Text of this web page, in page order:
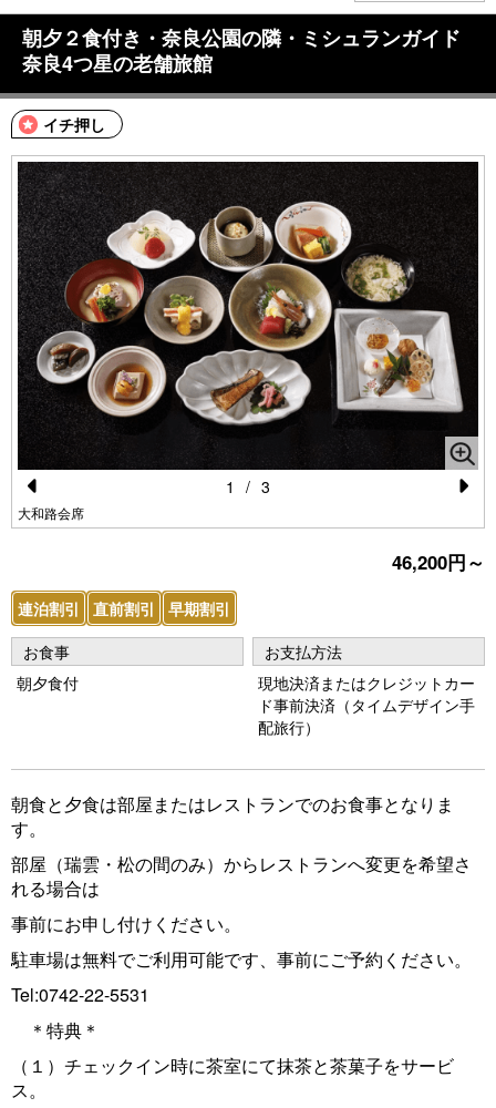
朝夕２食付き・奈良公園の隣・ミシュランガイド
奈良4つ星の老舗旅館
イチ押し
Pr
o
u
s
大和路会席
e
xt
1 / 3
46,200円～
連泊割引 直前割引
早期割引
お食事
朝夕食付
お支払方法
現地決済またはクレジットカー
ド事前決済（タイムデザイン手
配旅行）
朝食と夕食は部屋またはレストランでのお食事となりま
す。
部屋（瑞雲・松の間のみ）からレストランへ変更を希望さ
れる場合は
事前にお申し付けください。
駐車場は無料でご利用可能です、事前にご予約ください。
Tel:0742-22-5531
＊特典＊
（１）チェックイン時に茶室にて抹茶と茶菓子をサービ
ス。